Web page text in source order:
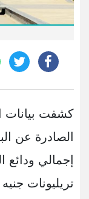
كشفت بيانات
الصادرة عن